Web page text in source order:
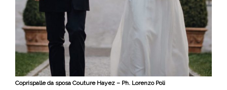
Coprispalle da sposa Couture Hayez – Ph. Lorenzo Poli